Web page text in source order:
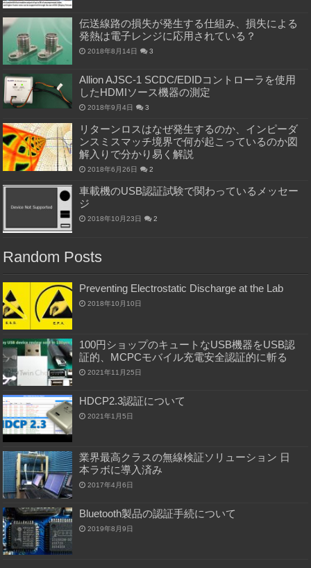
伝送線路の損失が発生する仕組み、損失による
発熱は電子レンジに応用されている？
2018年8月14日 3
Allion AJSC-1 SCDC/EDIDコントローラを使用
したHDMIソース機器の測定
2018年9月4日 3
リターンロスはなぜ発生するのか、インピーダ
ンスミスマッチ境界で何が起こっているのか図
解入りで分かり易く解説
2018年6月26日 2
車載機のUSB認証試験で関わっているメッセー
ジ
2018年10月23日 2
Random Posts
Preventing Electrostatic Discharge at the Lab
2018年10月10日
100円ショップのキュートなUSB機器をUSB認
証的、MCPCモバイル充電安全認証的に斬る
2021年11月25日
HDCP2.3認証について
2021年1月5日
業界最高クラスの無線検証ソリューション 日
本ラボに導入済み
2017年4月6日
Bluetooth製品の認証手続について
2019年8月9日